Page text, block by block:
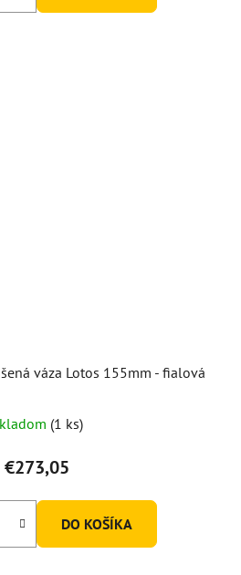
váza Lotos 155mm - fialová
(1 ks)
€273,05
DO KOŠÍKA